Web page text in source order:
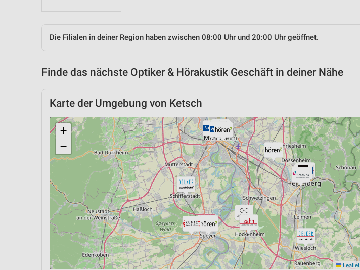
Die Filialen in deiner Region haben zwischen 08:00 Uhr und 20:00 Uhr geöffnet.
Finde das nächste Optiker & Hörakustik Geschäft in deiner Nähe
Karte der Umgebung von Ketsch
+
−
Leaflet